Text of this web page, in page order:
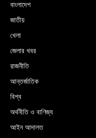
বাংলাদেশ
জাতীয়
খেলা
জেলার খবর
রাজনীতি
আন্তর্জাতিক
বিশ্ব
অর্থনীতি ও বাণিজ্য
আইন আদালত